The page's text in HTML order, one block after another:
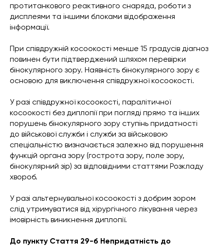
протитанкового реактивного снаряда, роботи з
дисплеями та іншими блоками відображення
інформації.
При співдружній косоокості менше 15 градусів діагноз
повинен бути підтверджений шляхом перевірки
бінокулярного зору. Наявність бінокулярного зору є
основою для виключення співдружної косоокості.
У разі співдружної косоокості, паралітичної
косоокості без диплопії при погляді прямо та інших
порушень бінокулярного зору ступінь придатності
до військової служби і служби за військовою
спеціальністю визначається залежно від порушення
функцій органа зору (гострота зору, поле зору,
бінокулярний зір) за відповідними статтями Розкладу
хвороб.
У разі альтернувальної косоокості з добрим зором
слід утримуватися від хірургічного лікування через
імовірність виникнення диплопії.
До пункту Стаття 29-б Непридатність до